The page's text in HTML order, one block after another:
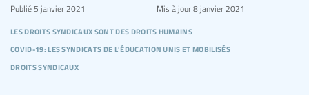
les droits syndicaux sont des droits humains
covid-19: les syndicats de l'éducation unis et mobilisés
droits syndicaux
Publié 5 janvier 2021 Mis à jour8 janvier 2021